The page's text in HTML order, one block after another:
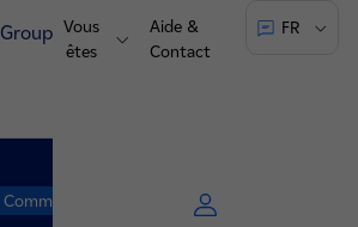
Groupe Vous
êtes
Aide &
Contact
FR
Communiqué de presse